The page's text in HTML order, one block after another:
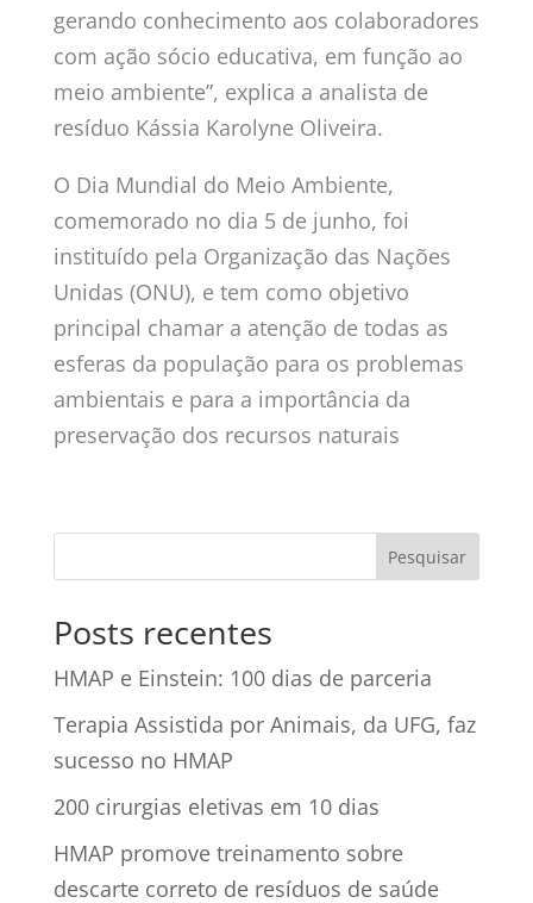
gerando conhecimento aos colaboradores
com ação sócio educativa, em função ao
meio ambiente”, explica a analista de
resíduo Kássia Karolyne Oliveira.
O Dia Mundial do Meio Ambiente,
comemorado no dia 5 de junho, foi
instituído pela Organização das Nações
Unidas (ONU), e tem como objetivo
principal chamar a atenção de todas as
esferas da população para os problemas
ambientais e para a importância da
preservação dos recursos naturais
Posts recentes
HMAP e Einstein: 100 dias de parceria
Terapia Assistida por Animais, da UFG, faz
sucesso no HMAP
200 cirurgias eletivas em 10 dias
HMAP promove treinamento sobre
descarte correto de resíduos de saúde